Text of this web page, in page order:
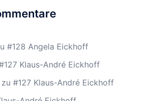
#128 Angela Eickhoff
Klaus-André Eickhoff
zu #127 Klaus-André Eickhoff